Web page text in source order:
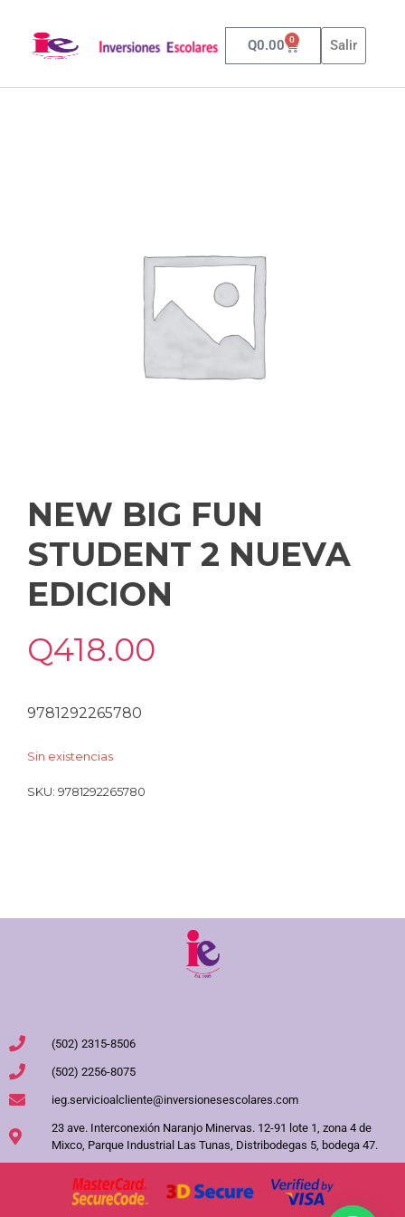
Q0.00 0 Salir
NEW BIG FUN
STUDENT 2 NUEVA
EDICION
Q418.00
9781292265780
Sin existencias
SKU: 9781292265780
(502) 2315-8506
(502) 2256-8075
ieg.servicioalcliente@inversionesescolares.com
23 ave. Interconexión Naranjo Minervas. 12-91 lote 1, zona 4 de
Mixco, Parque Industrial Las Tunas, Distribodegas 5, bodega 47.